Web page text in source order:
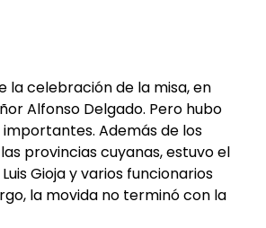
la celebración de la misa, en
Alfonso Delgado. Pero hubo
Además de los
provincias cuyanas, estuvo el
Gioja y varios funcionarios
la movida no terminó con la